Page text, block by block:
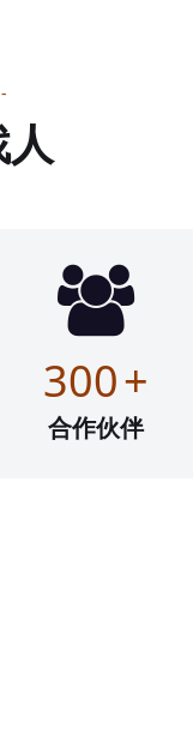
300+
合作伙伴